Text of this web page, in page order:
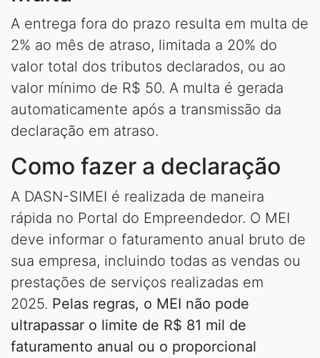
A entrega fora do prazo resulta em multa de
2% ao mês de atraso, limitada a 20% do
valor total dos tributos declarados, ou ao
valor mínimo de R$ 50. A multa é gerada
automaticamente após a transmissão da
declaração em atraso.
Como fazer a declaração
A DASN-SIMEI é realizada de maneira
rápida no Portal do Empreendedor. O MEI
deve informar o faturamento anual bruto de
sua empresa, incluindo todas as vendas ou
prestações de serviços realizadas em
2025. Pelas regras, o MEI não pode
ultrapassar o limite de R$ 81 mil de
faturamento anual ou o proporcional